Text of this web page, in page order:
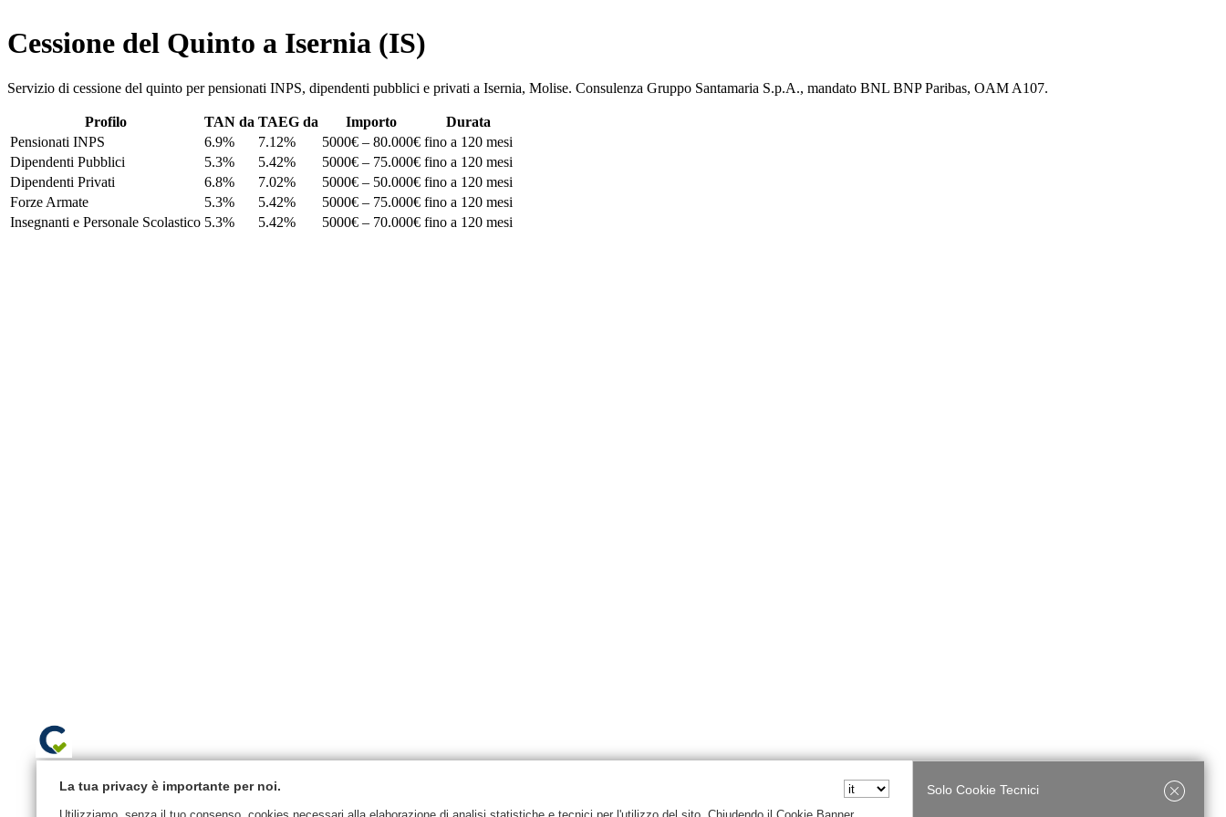
Cessione del Quinto a Isernia (IS)
Servizio di cessione del quinto per pensionati INPS, dipendenti pubblici e privati a Isernia, Molise. Consulenza Gruppo Santamaria S.p.A., mandato BNL BNP Paribas, OAM A107.
Profilo TAN da TAEG da Importo
Durata
Pensionati INPS
6.9% 7.12% 5000€ – 80.000€ fino a 120 mesi
Dipendenti Pubblici
5.3% 5.42% 5000€ – 75.000€ fino a 120 mesi
Dipendenti Privati
6.8% 7.02% 5000€ – 50.000€ fino a 120 mesi
Forze Armate
5.3% 5.42% 5000€ – 75.000€ fino a 120 mesi
Insegnanti e Personale Scolastico 5.3% 5.42% 5000€ – 70.000€ fino a 120 mesi
La tua privacy è importante per noi. Solo Cookie Tecnici